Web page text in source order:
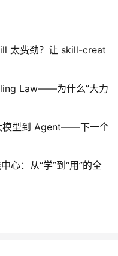
太费劲？让 skill-creat
Law——为什么”大力
模型到 Agent——下一个
心：从“学”到“用”的全